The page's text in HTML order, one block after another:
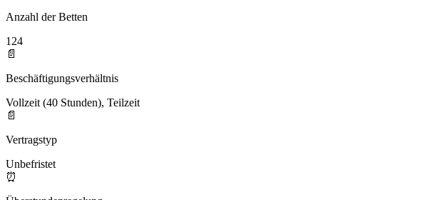
Anzahl der Betten
124
📄
Beschäftigungsverhältnis
Vollzeit (40 Stunden), Teilzeit
📄
Vertragstyp
Unbefristet
⏰